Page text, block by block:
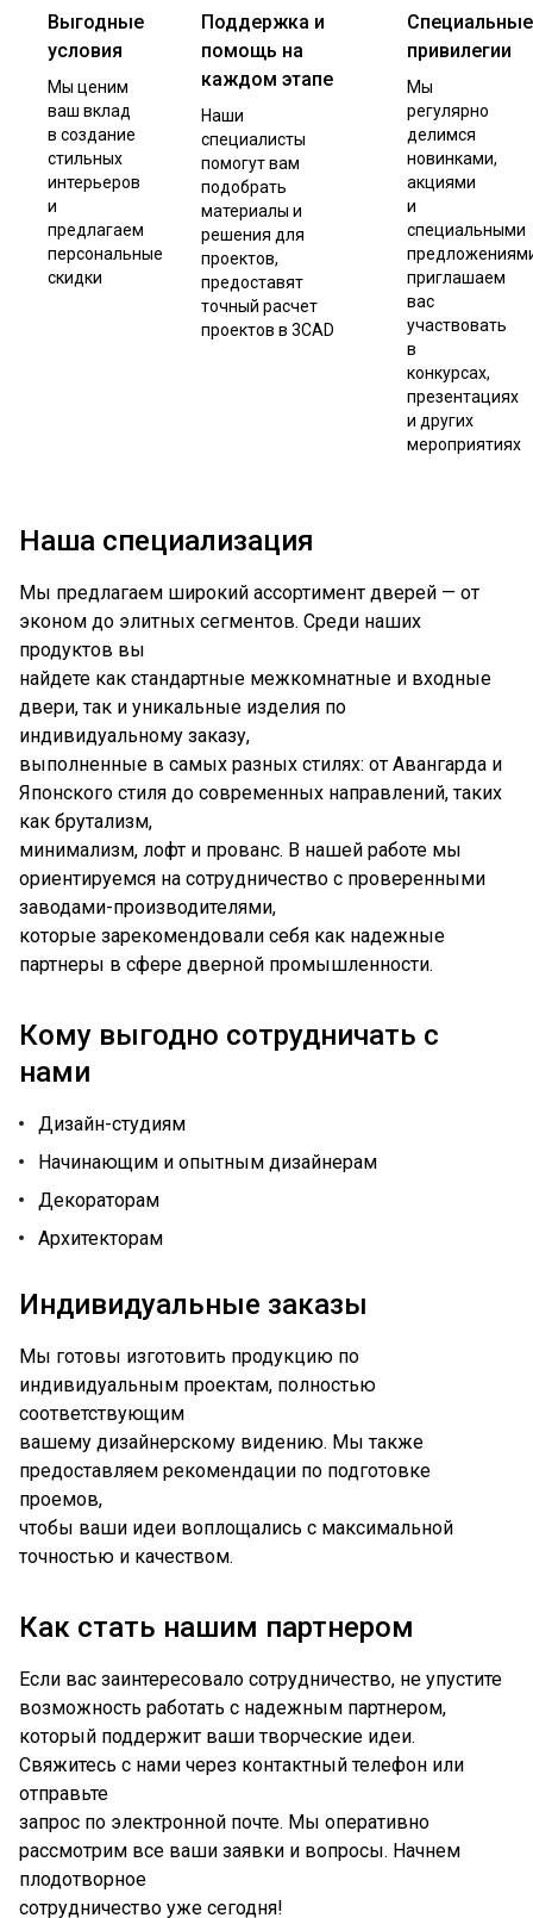
Выгодные
условия
Мы ценим
ваш вклад
в создание
стильных
интерьеров
и
предлагаем
персональные
скидки
Поддержка и
помощь на
каждом этапе
Наши
специалисты
помогут вам
подобрать
материалы и
решения для
проектов,
предоставят
точный расчет
проектов в 3CAD
Специальные
привилегии
Мы
регулярно
делимся
новинками,
акциями
и
специальными
приглашаем
вас
участвовать
в
конкурсах,
презентациях
и других
мероприятиях
Наша специализация
Мы предлагаем широкий ассортимент дверей — от
эконом до элитных сегментов. Среди наших
продуктов вы
найдете как стандартные межкомнатные и входные
двери, так и уникальные изделия по
индивидуальному заказу,
выполненные в самых разных стилях: от Авангарда и
Японского стиля до современных направлений, таких
как брутализм,
минимализм, лофт и прованс. В нашей работе мы
ориентируемся на сотрудничество с проверенными
заводами-производителями,
которые зарекомендовали себя как надежные
партнеры в сфере дверной промышленности.
Кому выгодно сотрудничать с
нами
Дизайн-студиям
Начинающим и опытным дизайнерам
Декораторам
Архитекторам
Индивидуальные заказы
Мы готовы изготовить продукцию по
индивидуальным проектам, полностью
соответствующим
вашему дизайнерскому видению. Мы также
предоставляем рекомендации по подготовке
проемов,
чтобы ваши идеи воплощались с максимальной
точностью и качеством.
Как стать нашим партнером
Если вас заинтересовало сотрудничество, не упустите
возможность работать с надежным партнером,
который поддержит ваши творческие идеи.
Свяжитесь с нами через контактный телефон или
отправьте
запрос по электронной почте. Мы оперативно
рассмотрим все ваши заявки и вопросы. Начнем
плодотворное
сотрудничество уже сегодня!